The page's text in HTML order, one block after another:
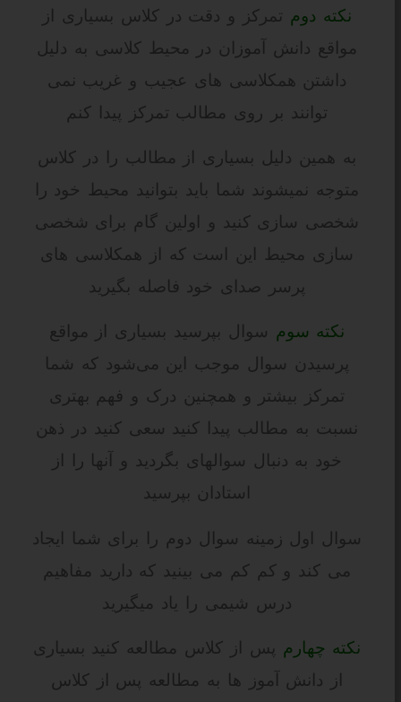
نکته دوم تمرکز و دقت در کلاس بسیاری از
مواقع دانش آموزان در محیط کلاسی به دلیل
داشتن همکلاسی های عجیب و غریب نمی
توانند بر روی مطالب تمرکز پیدا کنم
به همین دلیل بسیاری از مطالب را در کلاس
متوجه نمیشوند شما باید بتوانید محیط خود را
شخصی سازی کنید و اولین گام برای شخصی
سازی محیط این است که از همکلاسی های
پرسر صدای خود فاصله بگیرید
نکته سوم سوال بپرسید بسیاری از مواقع
پرسیدن سوال موجب این می‌شود که شما
تمرکز بیشتر و همچنین درک و فهم بهتری
نسبت به مطالب پیدا کنید سعی کنید در ذهن
خود به دنبال سوالهای بگردید و آنها را از
استادان بپرسید
سوال اول زمینه سوال دوم را برای شما ایجاد
می کند و کم کم می بینید که دارید مفاهیم
درس شیمی را یاد میگیرید
نکته چهارم پس از کلاس مطالعه کنید بسیاری
از دانش آموز ها به مطالعه پس از کلاس